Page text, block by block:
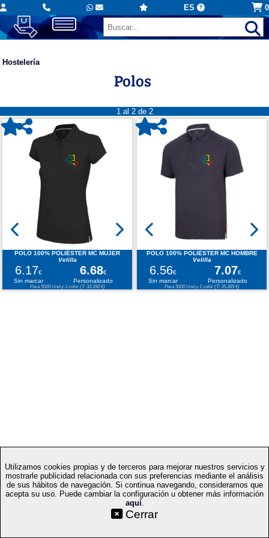
ES 0
Hostelería
Polos
1 al 2 de 2
POLO 100% POLIÉSTER MC MUJER
Velilla
6.17€ 6.68€
Sin marcar
Personalizado
Para 5000 Und y 1 color (T: 33,390 €)
POLO 100% POLIÉSTER MC HOMBRE
Velilla
6.56€ 7.07€
Sin marcar
Personalizado
Para 5000 Und y 1 color (T: 35,365 €)
Utilizamos cookies propias y de terceros para mejorar nuestros servicios y
mostrarle publicidad relacionada con sus preferencias mediante el análisis
de sus hábitos de navegación. Si continua navegando, consideramos que
acepta su uso. Puede cambiar la configuración u obtener más información
aquí.
Cerrar
| Condiciones generales
de compra|Mapa web